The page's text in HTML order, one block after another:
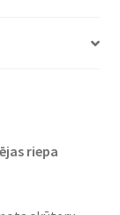
riepa